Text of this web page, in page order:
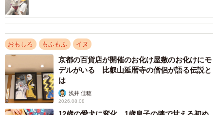
実家がマンションの上層階にあるため下りの際に途中で何
度か止まって住人の方が乗ってくることがあります。ドア
が開いた瞬間に真顔で不安げな大きい犬が顔の高さにいる
わけですから、皆さん一瞬エッ…！という顔をされます。
――声をかけてこられる方もいるのでは？
ペット可マンションとはいえ犬好きな方ばかりではないと
おもしろ もふもふ イヌ
京都の百貨店が開催のお化け屋敷のお化けにモ
デルがいる 比叡山延暦寺の僧侶が語る伝説と
は
浅井 佳穂
2026.08.08